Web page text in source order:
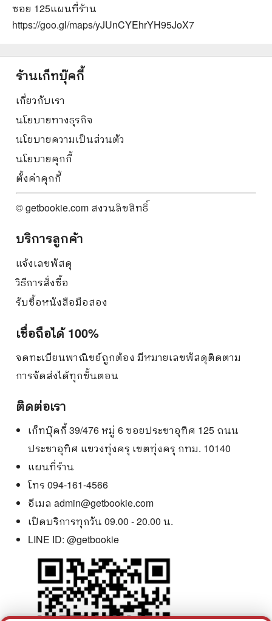
ซอย 125แผนที่ร้าน
https://goo.gl/maps/yJUnCYEhrYH95JoX7
ร้านเก็ทบุ๊คกี้
เกี่ยวกับเรา
นโยบายทางธุรกิจ
นโยบายความเป็นส่วนตัว
นโยบายคุกกี้
ตั้งค่าคุกกี้
© getbookie.com สงวนลิขสิทธิ์
บริการลูกค้า
แจ้งเลขพัสดุ
วิธีการสั่งซื้อ
รับซื้อหนังสือมือสอง
เชื่อถือได้ 100%
จดทะเบียนพาณิชย์ถูกต้อง มีหมายเลขพัสดุติดตาม
การจัดส่งได้ทุกขั้นตอน
ติดต่อเรา
เก็ทบุ๊คกี้ 39/476 หมู่ 6 ซอยประชาอุทิศ 125 ถนน
ประชาอุทิศ แขวงทุ่งครุ เขตทุ่งครุ กทม. 10140
แผนที่ร้าน
โทร 094-161-4566
อีเมล admin@getbookie.com
เปิดบริการทุกวัน 09.00 - 20.00 น.
LINE ID: @getbookie